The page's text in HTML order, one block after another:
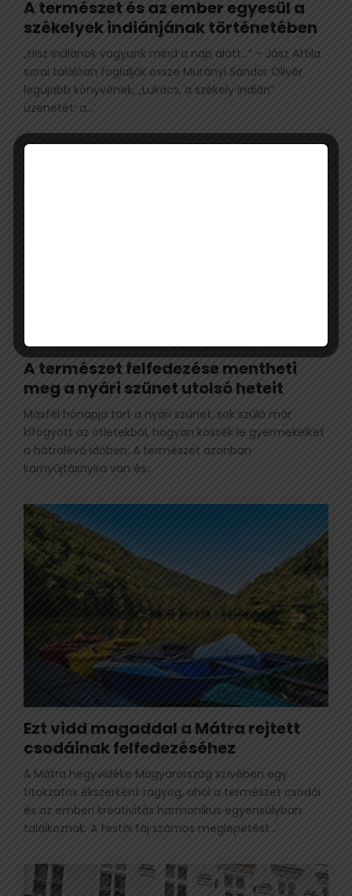
A természet és az ember egyesül a
székelyek indiánjának történetében
„Hisz indiánok vagyunk mind a nap alatt…” – Jász Attila
sorai találóan foglalják össze Murányi Sándor Olivér
legújabb könyvének, „Lukács, a székely indián”
üzenetét: a...
A természet felfedezése mentheti
meg a nyári szünet utolsó heteit
Másfél hónapja tart a nyári szünet, sok szülő már
kifogyott az ötletekből, hogyan kössék le gyermekeiket
a hátralévő időben. A természet azonban
karnyújtásnyira van és...
Ezt vidd magaddal a Mátra rejtett
csodáinak felfedezéséhez
A Mátra hegyvidéke Magyarország szívében egy
titokzatos ékszerként ragyog, ahol a természet csodái
és az emberi kreativitás harmonikus egyensúlyban
találkoznak. A festői táj számos meglepetést...